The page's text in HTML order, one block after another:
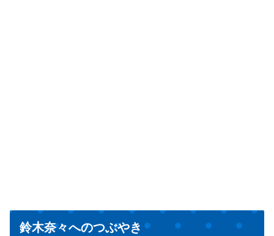
鈴木奈々へのつぶやき